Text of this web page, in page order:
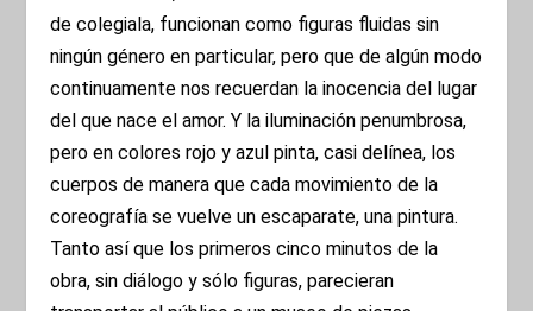
de colegiala, funcionan como figuras fluidas sin
ningún género en particular, pero que de algún modo
continuamente nos recuerdan la inocencia del lugar
del que nace el amor. Y la iluminación penumbrosa,
pero en colores rojo y azul pinta, casi delínea, los
cuerpos de manera que cada movimiento de la
coreografía se vuelve un escaparate, una pintura.
Tanto así que los primeros cinco minutos de la
obra, sin diálogo y sólo figuras, parecieran